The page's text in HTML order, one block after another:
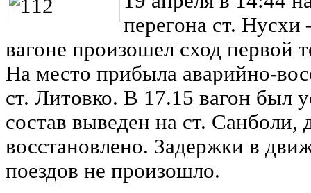
перегона ст.
вагоне произошел сход первой
На место прибыла аварийно-
ст. Литовко. В 17.15 вагон был
состав выведен на ст. Санболи,
восстановлено. Задержки в
поездов не произошло.